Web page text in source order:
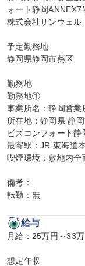
ォート静岡ANNEX7
株式会社サンウェル
予定勤務地
静岡県静岡市葵区
勤務地
勤務地①
事業所名：静岡営業
所在地：静岡県 静
ビズコンフォート静
最寄駅：JR 東海道
喫煙環境：敷地内全
備考：
転勤：無
給与
月給：25万円～33万
想定年収